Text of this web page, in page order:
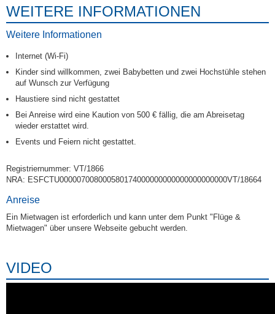
WEITERE INFORMATIONEN
Weitere Informationen
Internet (Wi-Fi)
Kinder sind willkommen, zwei Babybetten und zwei Hochstühle stehen
auf Wunsch zur Verfügung
Haustiere sind nicht gestattet
Bei Anreise wird eine Kaution von 500 € fällig, die am Abreisetag
wieder erstattet wird.
Events und Feiern nicht gestattet.
Registriernummer: VT/1866
NRA: ESFCTU000007008000580174000000000000000000000VT/18664
Anreise
Ein Mietwagen ist erforderlich und kann unter dem Punkt "Flüge &
Mietwagen" über unsere Webseite gebucht werden.
VIDEO